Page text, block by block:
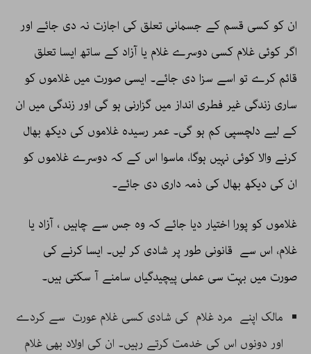
ان کو کسی قسم کے جسمانی تعلق کی اجازت نہ دی جائے اور
اگر کوئی غلام کسی دوسرے غلام یا آزاد کے ساتھ ایسا تعلق
قائم کرے تو اسے سزا دی جائے۔ ایسی صورت میں غلاموں کو
ساری زندگی غیر فطری انداز میں گزارنی ہو گی اور زندگی میں ان
کے لیے دلچسپی کم ہو گی۔ عمر رسیدہ غلاموں کی دیکھ بھال
کرنے والا کوئی نہیں ہوگا، ماسوا اس کے کہ دوسرے غلاموں کو
ان کی دیکھ بھال کی ذمہ داری دی جائے۔
غلاموں کو پورا اختیار دیا جائے کہ وہ جس سے چاہیں ، آزاد یا
غلام، اس سے قانونی طور پر شادی کر لیں۔ ایسا کرنے کی
صورت میں بہت سی عملی پیچیدگیاں سامنے آ سکتی ہیں۔
مالک اپنے مرد غلام کی شادی کسی غلام عورت سے کردے
اور دونوں اس کی خدمت کرتے رہیں۔ ان کی اولاد بھی غلام